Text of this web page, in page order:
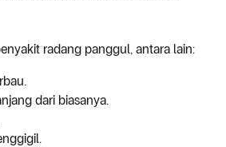
radang panggul, antara lain:
dari biasanya.